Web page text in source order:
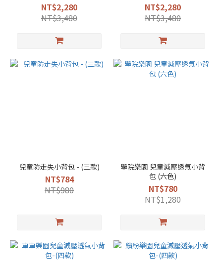
NT$2,280
NT$3,480
NT$2,280
NT$3,480
兒童防走失小背包 - (三款)
NT$784
NT$980
學院樂園 兒童減壓透氣小背
包 (六色)
NT$780
NT$1,280